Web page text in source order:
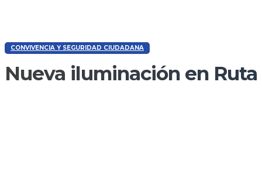
CONVIVENCIA Y SEGURIDAD CIUDADANA
Nueva iluminación en Ruta